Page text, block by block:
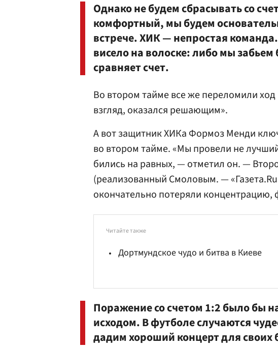
Однако не будем сбрасывать со
комфортный, мы будем
встрече. ХИК — непростая
висело на волоске: либо мы
сравняет счет.
Во втором тайме все же переломили
взгляд, оказался решающим».
А вот защитник ХИКа Формоз Менди
во втором тайме. «Мы провели не
бились на равных, — отметил он. —
(реализованный Смоловым. —
окончательно потеряли концентрацию,
Читайте также
Дортмундское чудо и битва в Киеве
Поражение со счетом 1:2 было бы
исходом. В футболе случаются
дадим хороший концерт для своих